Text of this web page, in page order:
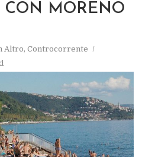
CON MORENO
Altro, Controcorrente